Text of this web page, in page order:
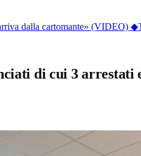
dalla cartomante» (VIDEO)◆
di cui 3